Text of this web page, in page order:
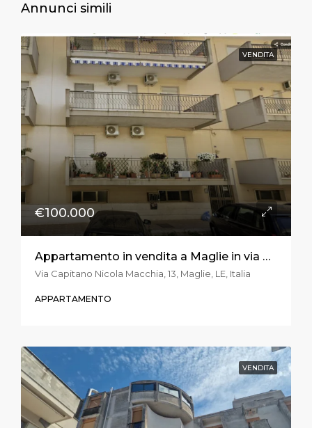
Annunci simili
VENDITA
€100.000
Appartamento in vendita a Maglie in via Cap. N. Macchia
Via Capitano Nicola Macchia, 13, Maglie, LE, Italia
APPARTAMENTO
VENDITA